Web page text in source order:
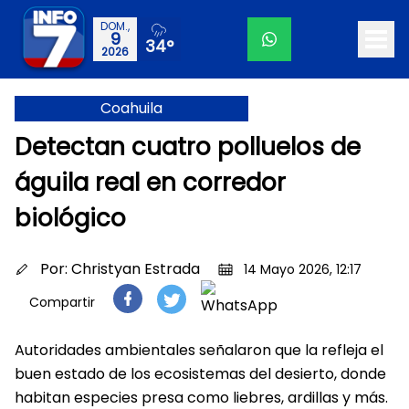
DOM.,
9
2026 34°
Coahuila
Detectan cuatro polluelos de
águila real en corredor
biológico
Por: Christyan Estrada
14 Mayo 2026, 12:17
Compartir
Autoridades ambientales señalaron que la refleja el
buen estado de los ecosistemas del desierto, donde
habitan especies presa como liebres, ardillas y más.